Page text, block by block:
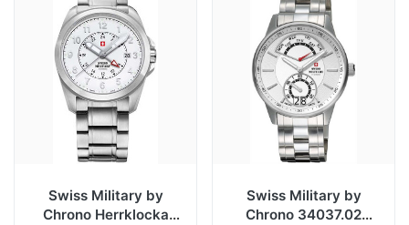
Swiss Military by
Chrono Herrklocka
Swiss Military by
Chrono 34037.02